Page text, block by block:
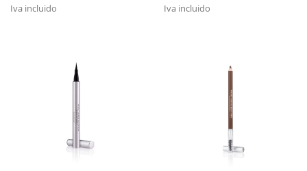
Iva incluido Iva incluido